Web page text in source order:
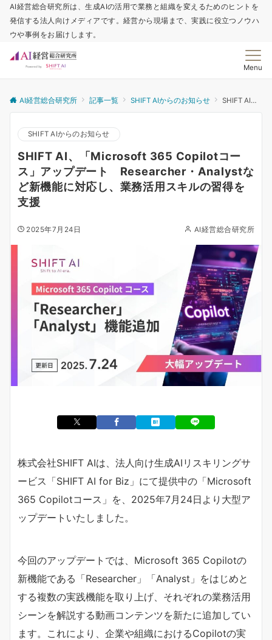
AI経営総合研究所は、生成AIの活用で業務と組織を変えるためのヒントを
発信する法人向けメディアです。経営から現場まで、実践に役立つノウハ
ウや事例をお届けします。
Menu
AI経営総合研究所 記事一覧 SHIFT AIからのお知らせ SHIFT AI、「Microsoft 365 Copilotコース」アップデート Researcher・Analystなど新機能に対応し、業務活用スキルの習得を支援
SHIFT AIからのお知らせ
SHIFT AI、「Microsoft 365 Copilotコー
ス」アップデート Researcher・Analystな
ど新機能に対応し、業務活用スキルの習得を
支援
2025年7月24日 AI経営総合研究所
株式会社SHIFT AIは、法人向け生成AIリスキリングサ
ービス「SHIFT AI for Biz」にて提供中の「Microsoft
365 Copilotコース」を、2025年7月24日より大型ア
ップデートいたしました。
今回のアップデートでは、Microsoft 365 Copilotの
新機能である「Researcher」「Analyst」をはじめと
する複数の実践機能を取り上げ、それぞれの業務活用
シーンを解説する動画コンテンツを新たに追加してい
ます。これにより、企業や組織におけるCopilotの実